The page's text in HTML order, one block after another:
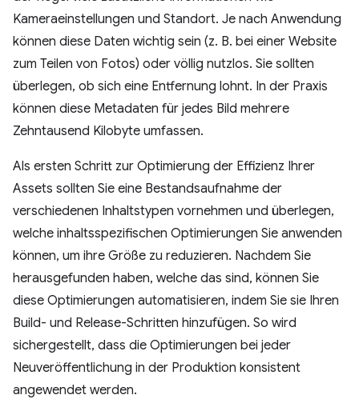
Kameraeinstellungen und Standort. Je nach Anwendung
können diese Daten wichtig sein (z. B. bei einer Website
zum Teilen von Fotos) oder völlig nutzlos. Sie sollten
überlegen, ob sich eine Entfernung lohnt. In der Praxis
können diese Metadaten für jedes Bild mehrere
Zehntausend Kilobyte umfassen.
Als ersten Schritt zur Optimierung der Effizienz Ihrer
Assets sollten Sie eine Bestandsaufnahme der
verschiedenen Inhaltstypen vornehmen und überlegen,
welche inhaltsspezifischen Optimierungen Sie anwenden
können, um ihre Größe zu reduzieren. Nachdem Sie
herausgefunden haben, welche das sind, können Sie
diese Optimierungen automatisieren, indem Sie sie Ihren
Build- und Release-Schritten hinzufügen. So wird
sichergestellt, dass die Optimierungen bei jeder
Neuveröffentlichung in der Produktion konsistent
angewendet werden.